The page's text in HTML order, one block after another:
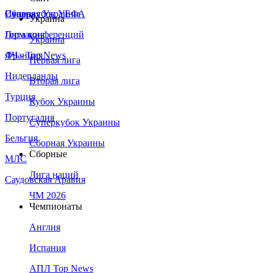
Сборная Украины
Италия
Германия
Франция
Нидерланды
Турция
Португалия
Бельгия
МЛС
Саудовская Аравия
Суперкубок УЕФА
Лига конференций
ЛЧ - Top News
Украина
Украина
Первая лига
Вторая лига
Кубок Украины
Суперкубок Украины
Сборная Украины
Сборные
Лига наций
ЧМ 2026
Чемпионаты
Англия
Испания
АПЛ Top News